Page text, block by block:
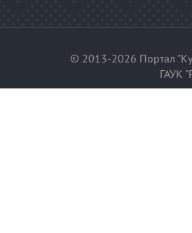
© 2013-2026 Портал
ГАУК